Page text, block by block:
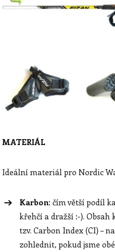
MATERIÁL
Ideální materiál pro Nordic
Karbon: čím větší podíl
křehčí a dražší :-). Obsah
tzv. Carbon Index (CI) –
zohlednit, pokud jsme